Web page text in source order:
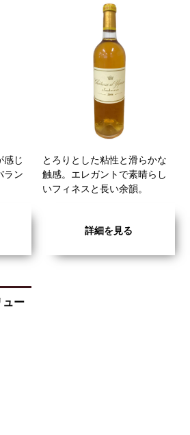
感じ
ラン
とろりとした粘性と滑らかな
触感。エレガントで素晴らし
いフィネスと長い余韻。
詳細を見る
ュー